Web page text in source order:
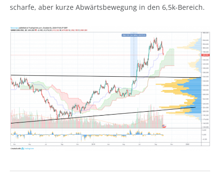
scharfe, aber kurze Abwärtsbewegung in den 6,5k-Bereich.